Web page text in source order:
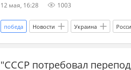
12 мая, 16:28 1003
победа Новости Украина
Главные новости главное Грузия
аналитики Аналитика Украина
"СССР потребовал